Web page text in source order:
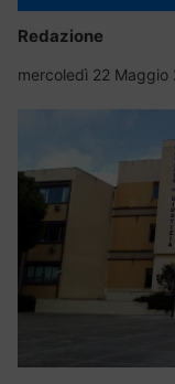
Redazione
mercoledì 22 Maggio